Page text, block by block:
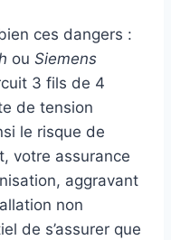
ces dangers :
ou Siemens
3 fils de 4
de tension
le risque de
votre assurance
aggravant
non
de s’assurer que